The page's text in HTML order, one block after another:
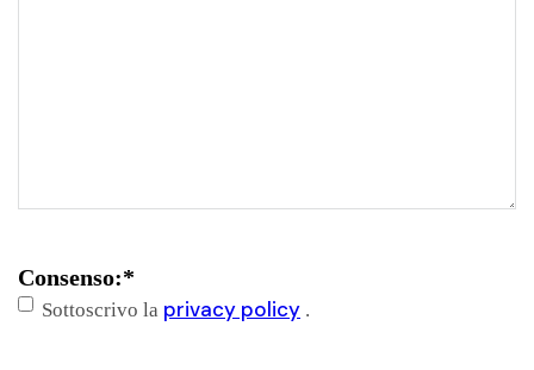
Consenso:*
Sottoscrivo la privacy policy .